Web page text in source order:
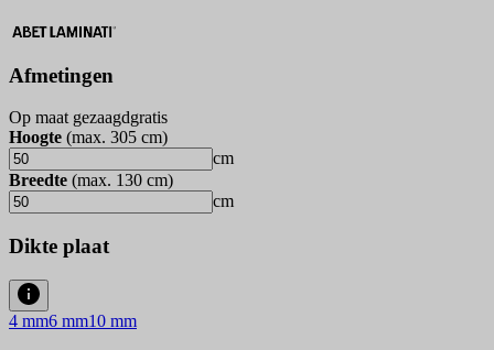
Afmetingen
Op maat gezaagdgratis
Hoogte (max. 305 cm)
cm
Breedte (max. 130 cm)
cm
Dikte plaat
4 mm6 mm10 mm